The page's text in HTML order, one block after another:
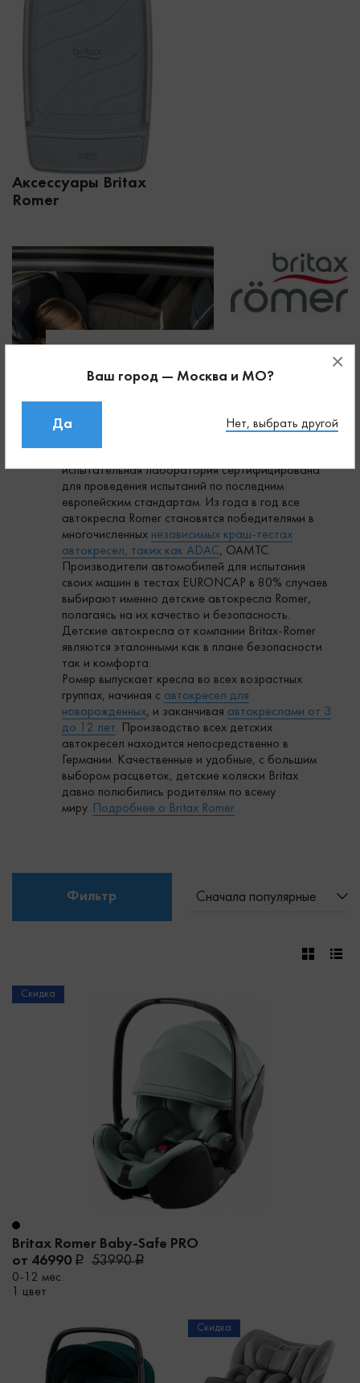
Ваш город — Москва и МО?
Да Нет, выбрать другой
×
Аксессуары Britax
Romer
неотъемлемые черты продукции ведущего
Romer является самым известным
испытательная лаборатория сертифицирована
для проведения испытаний по последним
европейским стандартам. Из года в год все
автокресла Romer становятся победителями в
многочисленных независимых краш-тестах
автокресел, таких как ADAC, OAMTC.
Производители автомобилей для испытания
своих машин в тестах EURONCAP в 80% случаев
выбирают именно детские автокресла Romer,
полагаясь на их качество и безопасность.
Детские автокресла от компании Britax-Romer
являются эталонными как в плане безопасности
так и комфорта.
Ромер выпускает кресла во всех возрастных
группах, начиная с автокресел для
новорожденных, и заканчивая автокреслами от 3
до 12 лет. Производство всех детских
автокресел находится непосредственно в
Германии. Качественные и удобные, с большим
выбором расцветок, детские коляски Britax
давно полюбились родителям по всему
миру.
Подробнее о Britax Romer
Фильтр Сначала популярные
Britax Romer Baby-Safe PRO
от 46990
53990
0-12 мес.
1 цвет
Скидка
Скидка